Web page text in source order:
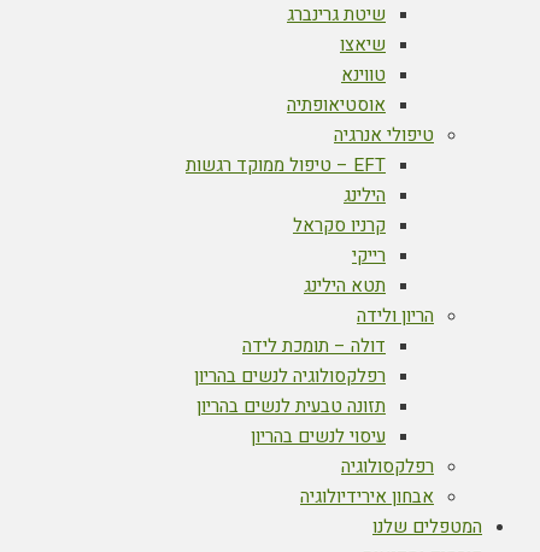
שיטת גרינברג
שיאצו
טווינא
אוסטיאופתיה
טיפולי אנרגיה
EFT – טיפול ממוקד רגשות
הילינג
קרניו סקראל
רייקי
תטא הילינג
הריון ולידה
דולה – תומכת לידה
רפלקסולוגיה לנשים בהריון
תזונה טבעית לנשים בהריון
עיסוי לנשים בהריון
רפלקסולוגיה
אבחון אירידיולוגיה
המטפלים שלנו